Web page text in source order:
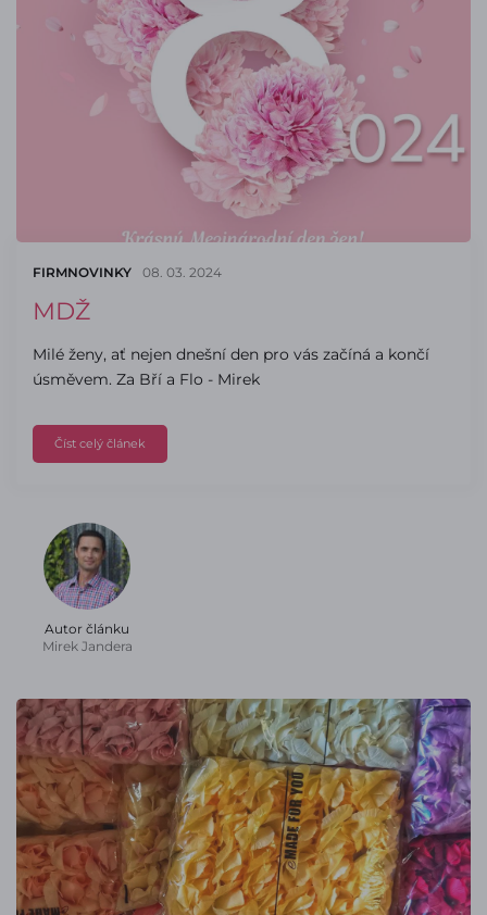
FIRMNOVINKY 08. 03. 2024
MDŽ
Milé ženy, ať nejen dnešní den pro vás začíná a končí
úsměvem. Za Bří a Flo - Mirek
Číst celý článek
Autor článku
Mirek Jandera